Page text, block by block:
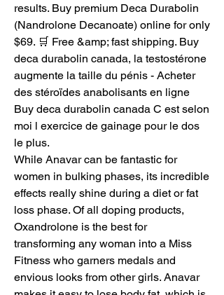
results. Buy premium Deca Durabolin
(Nandrolone Decanoate) online for only
$69. 🛒 Free &amp; fast shipping. Buy
deca durabolin canada, la testostérone
augmente la taille du pénis - Acheter
des stéroïdes anabolisants en ligne
Buy deca durabolin canada C est selon
moi l exercice de gainage pour le dos
le plus.
While Anavar can be fantastic for
women in bulking phases, its incredible
effects really shine during a diet or fat
loss phase. Of all doping products,
Oxandrolone is the best for
transforming any woman into a Miss
Fitness who garners medals and
envious looks from other girls. Anavar